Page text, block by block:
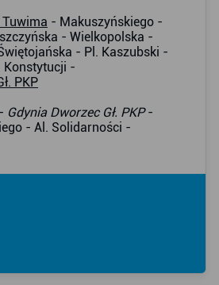
- Makuszyńskiego -
- Wielkopolska -
- Pl. Kaszubski -
Konstytucji -
PKP
Gdynia Dworzec Gł. PKP-
- Al. Solidarności -